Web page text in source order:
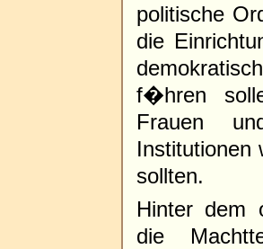
politische
die
f�hren
Frauen
sollten.
Hinter dem
die